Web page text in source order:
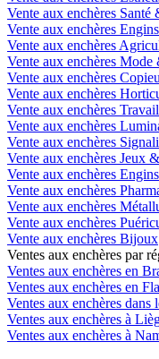
Vente aux enchères
Vente aux enchères
Vente aux enchères
Vente aux enchères
Vente aux enchères
Vente aux enchères
Vente aux enchères
Vente aux enchères
Vente aux enchères
Vente aux enchères Jeux
Vente aux enchères
Vente aux enchères
Vente aux enchères
Vente aux enchères
Vente aux enchères Bijoux
Ventes aux enchères par
Ventes aux enchères en
Ventes aux enchères en
Ventes aux enchères dans
Ventes aux enchères à
Ventes aux enchères à